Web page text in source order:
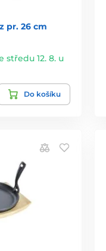
pr. 26 cm
středu 12. 8. u
Do košíku